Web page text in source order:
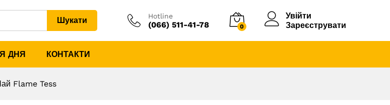
Шукати Hotline
(066) 511-41-78 0
Увійти
Зареєструвати
ДНЯ КОНТАКТИ
Flame Tess